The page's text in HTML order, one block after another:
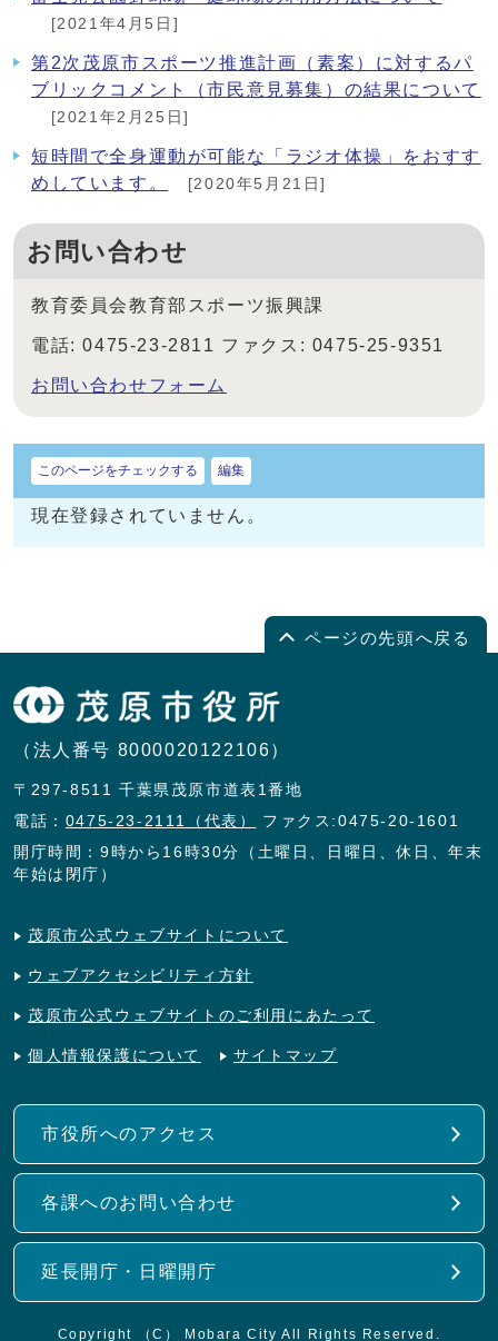
[2021年4月5日]
第2次茂原市スポーツ推進計画（素案）に対するパ
ブリックコメント（市民意見募集）の結果について
[2021年2月25日]
短時間で全身運動が可能な「ラジオ体操」をおすす
めしています。
[2020年5月21日]
お問い合わせ
教育委員会教育部スポーツ振興課
電話: 0475-23-2811 ファクス: 0475-25-9351
お問い合わせフォーム
このページをチェックする 編集
現在登録されていません。
ページの先頭へ戻る
（法人番号 8000020122106）
〒297-8511 千葉県茂原市道表1番地
電話： 0475-23-2111（代表）
ファクス:0475-20-1601
開庁時間：9時から16時30分（土曜日、日曜日、休日、年末
年始は閉庁）
茂原市公式ウェブサイトについて
ウェブアクセシビリティ方針
茂原市公式ウェブサイトのご利用にあたって
個人情報保護について サイトマップ
市役所へのアクセス
各課へのお問い合わせ
延長開庁・日曜開庁
Copyright （C） Mobara City All Rights Reserved.